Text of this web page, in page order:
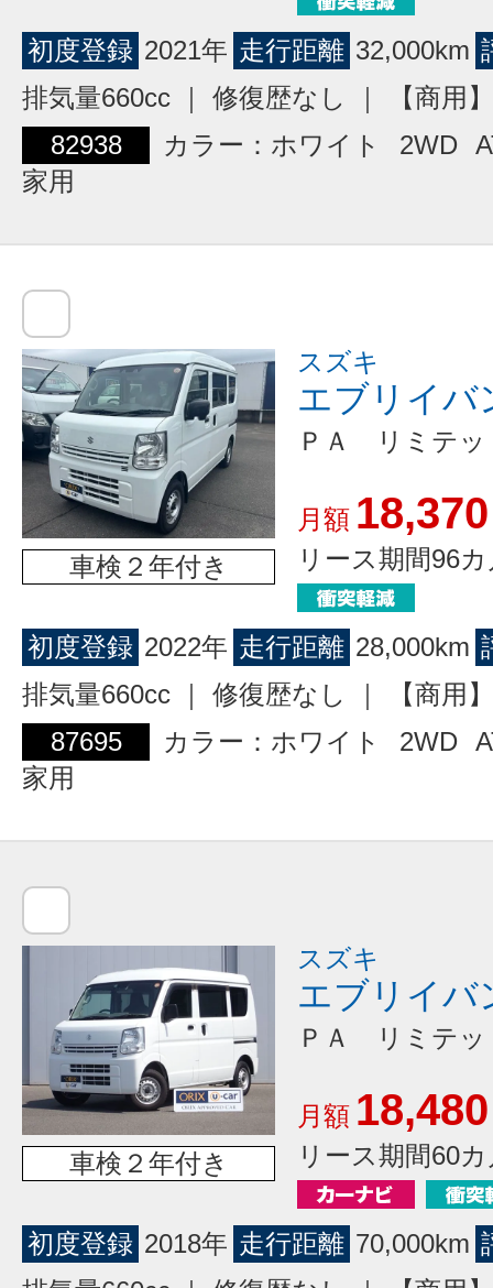
初度登録 2021年 走行距離 32,000km
排気量660cc ｜ 修復歴なし ｜ 【商用
82938
カラー：ホワイト 2WD
家用
車検２年付き
スズキ
エブリイバ
ＰＡ リミテ
月額 18,370
リース期間96
初度登録 2022年 走行距離 28,000km
排気量660cc ｜ 修復歴なし ｜ 【商用
87695
カラー：ホワイト 2WD
家用
車検２年付き
スズキ
エブリイバ
ＰＡ リミテ
月額 18,480
リース期間60
初度登録 2018年 走行距離 70,000km